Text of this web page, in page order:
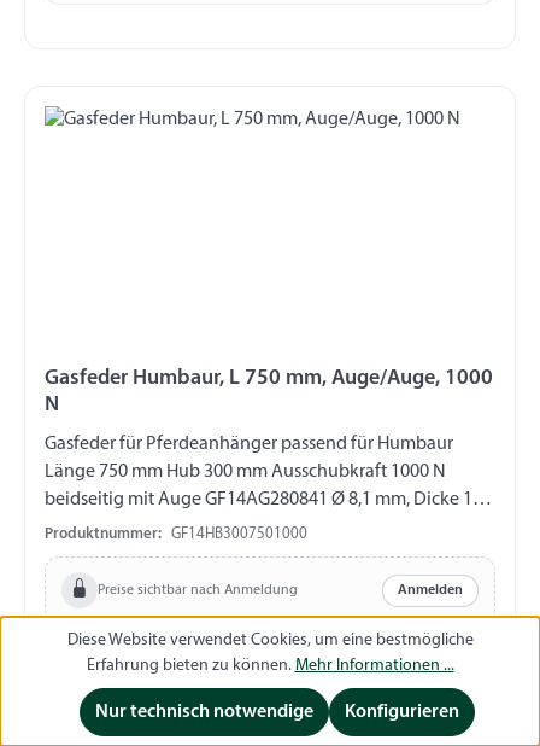
Gasfeder Humbaur, L 750 mm, Auge/Auge, 1000
N
Gasfeder für Pferdeanhänger passend für Humbaur
Länge 750 mm Hub 300 mm Ausschubkraft 1000 N
beidseitig mit Auge GF14AG280841 Ø 8,1 mm, Dicke 12
mm, Länge 16 mm, M10 Bitte beachten: Gasfedern sind
vom Umtausch und Rückgabe ausgeschlossen!!!
Produktnummer: GF14HB3007501000
Preise sichtbar nach Anmeldung Anmelden
Jetzt registrieren Jetzt registrieren
Diese Website verwendet Cookies, um eine bestmögliche
Erfahrung bieten zu können. Mehr Informationen ...
Nur technisch notwendige Konfigurieren